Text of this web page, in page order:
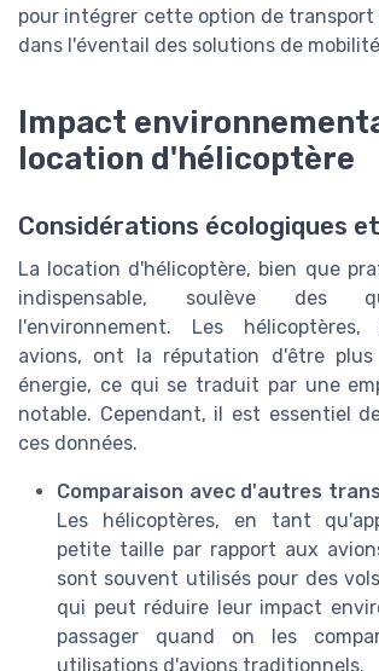
pour intégrer cette option de transport
dans l'éventail des solutions de
Impact
location d'hélicoptère
Considérations écologiques
La location d'hélicoptère, bien que
indispensable, soulève des
l'environnement. Les hélicoptères,
avions, ont la réputation d'être plus
énergie, ce qui se traduit par une
notable. Cependant, il est essentiel
ces données.
Comparaison avec d'autres
Les hélicoptères, en tant
petite taille par rapport aux
sont souvent utilisés pour des
qui peut réduire leur impact
passager quand on les
utilisations d'avions traditionnels.